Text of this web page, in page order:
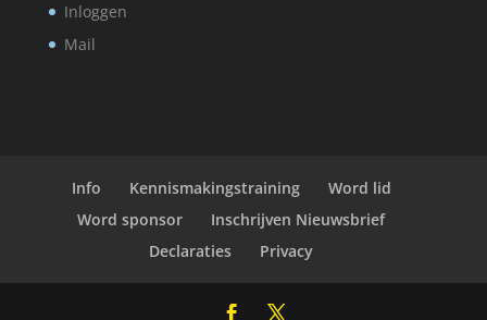
Inloggen
Mail
Info Kennismakingstraining
Word lid
Word sponsor
Inschrijven Nieuwsbrief
Declaraties
Privacy